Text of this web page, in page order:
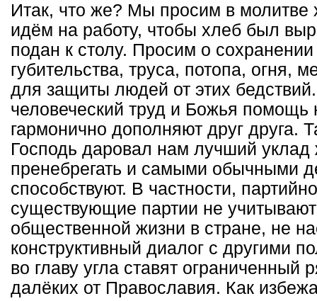
Итак, что же? Мы просим в
идём на работу, чтобы хлеб был
подан к столу. Просим о сохранении
губительства, труса, потопа, огня,
для защиты людей от этих
человеческий труд и Божья помощь
гармонично дополняют друг друга.
Господь даровал нам лучший
пренебрегать и самыми обычными
способствуют. В частности,
существующие партии не учитывают
общественной жизни в стране, не
конструктивный диалог с другими
во главу угла ставят ограниченный
далёких от Православия. Как